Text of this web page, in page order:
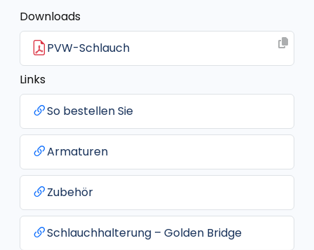
Downloads
PVW-Schlauch
Links
So bestellen Sie
Armaturen
Zubehör
Schlauchhalterung – Golden Bridge